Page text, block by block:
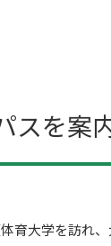
スを案
大学を訪れ